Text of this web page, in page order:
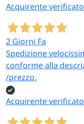
Acquirente verificato
2 Giorni Fa
Spedizione
conforme alla
/prezzo.
Acquirente verificato